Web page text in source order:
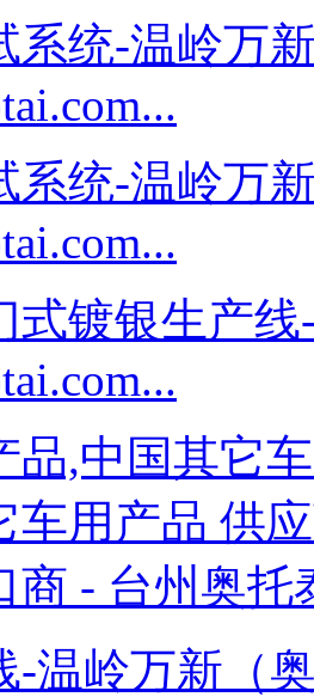
系统-温岭万
系统-温岭万
式镀银生产
品,中国其它
车用产品 供
商 - 台州奥
-温岭万新（